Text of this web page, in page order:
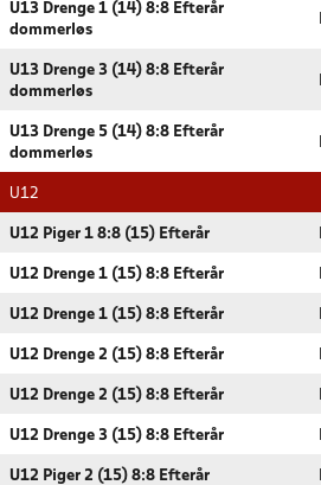
U13 Drenge 1 (14) 8:8 Efterår
dommerløs
U13 Drenge 3 (14) 8:8 Efterår
dommerløs
U13 Drenge 5 (14) 8:8 Efterår
dommerløs
U12
U12 Piger 1 8:8 (15) Efterår
U12 Drenge 1 (15) 8:8 Efterår
U12 Drenge 1 (15) 8:8 Efterår
U12 Drenge 2 (15) 8:8 Efterår
U12 Drenge 2 (15) 8:8 Efterår
U12 Drenge 3 (15) 8:8 Efterår
U12 Piger 2 (15) 8:8 Efterår